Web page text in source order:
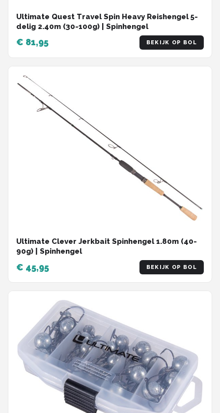
Ultimate Quest Travel Spin Heavy Reishengel 5-
delig 2.40m (30-100g) | Spinhengel
€ 81,95 BEKIJK OP BOL
Ultimate Clever Jerkbait Spinhengel 1.80m (40-
90g) | Spinhengel
€ 45,95 BEKIJK OP BOL